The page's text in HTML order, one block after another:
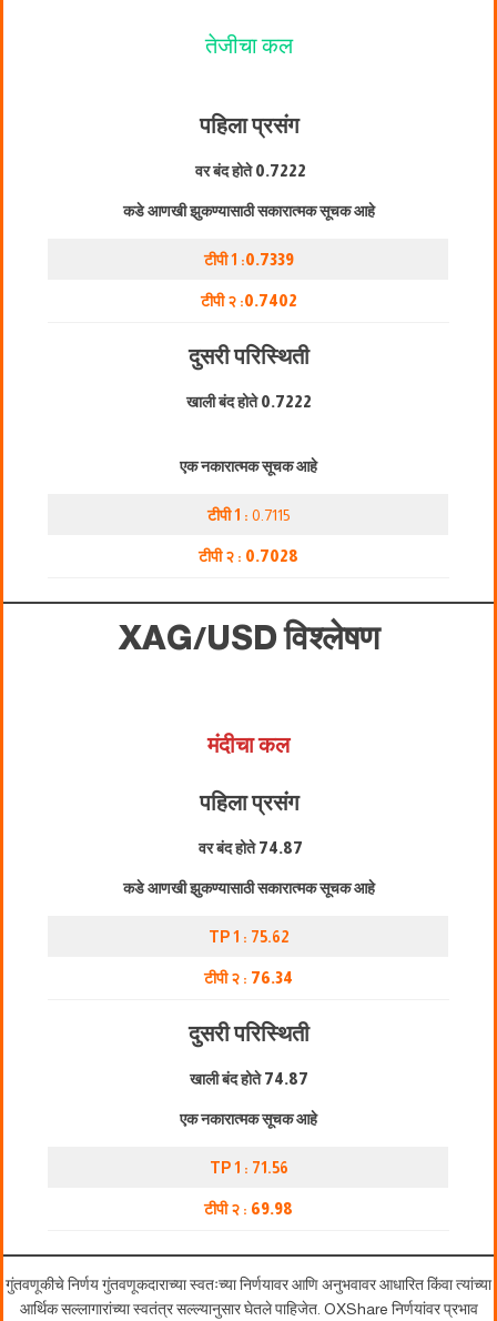
तेजीचा कल
पहिला प्रसंग
वर बंद होते0.7222
कडे आणखी झुकण्यासाठी सकारात्मक सूचक आहे
टीपी 1 :0.7339
टीपी २ :0.7402
दुसरी परिस्थिती
खाली बंद होते0.7222
एक नकारात्मक सूचक आहे
टीपी 1 : 0.7115
टीपी २ : 0.7028
XAG/USDविश्लेषण
मंदीचा कल
पहिला प्रसंग
वर बंद होते74.87
कडे आणखी झुकण्यासाठी सकारात्मक सूचक आहे
TP 1 : 75.62
टीपी २ : 76.34
दुसरी परिस्थिती
खाली बंद होते74.87
एक नकारात्मक सूचक आहे
TP 1 : 71.56
टीपी २ : 69.98
गुंतवणूकीचे निर्णय गुंतवणूकदाराच्या स्वतःच्या निर्णयावर आणि अनुभवावर आधारित किंवा त्यांच्या
आर्थिक सल्लागारांच्या स्वतंत्र सल्ल्यानुसार घेतले पाहिजेत. OXShare निर्णयांवर प्रभाव